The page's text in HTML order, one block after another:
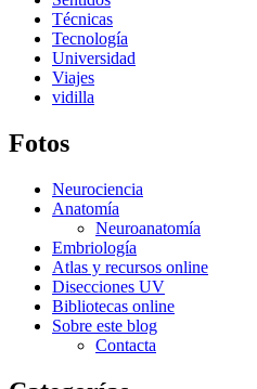
Técnicas
Tecnología
Universidad
Viajes
vidilla
Fotos
Neurociencia
Anatomía
Neuroanatomía
Embriología
Atlas y recursos online
Disecciones UV
Bibliotecas online
Sobre este blog
Contacta